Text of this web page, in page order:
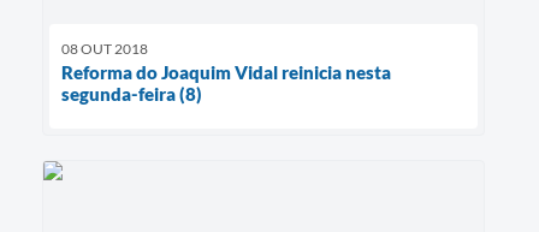
08 OUT 2018
Reforma do Joaquim Vidal reinicia nesta
segunda-feira (8)